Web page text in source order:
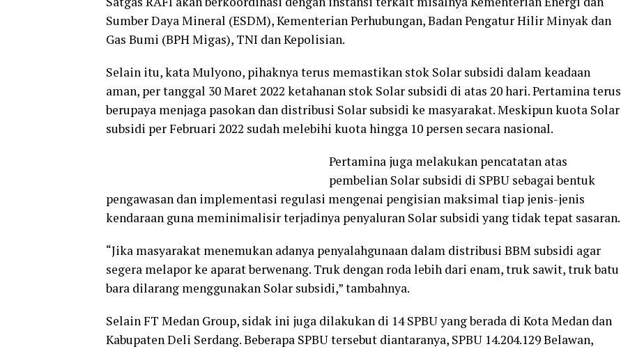
Sumber Daya Mineral (ESDM), Kementerian Perhubungan, Badan Pengatur Hilir Minyak dan
Gas Bumi (BPH Migas), TNI dan Kepolisian.
Selain itu, kata Mulyono, pihaknya terus memastikan stok Solar subsidi dalam keadaan
aman, per tanggal 30 Maret 2022 ketahanan stok Solar subsidi di atas 20 hari. Pertamina terus
berupaya menjaga pasokan dan distribusi Solar subsidi ke masyarakat. Meskipun kuota Solar
subsidi per Februari 2022 sudah melebihi kuota hingga 10 persen secara nasional.
Pertamina juga melakukan pencatatan atas
pembelian Solar subsidi di SPBU sebagai bentuk
pengawasan dan implementasi regulasi mengenai pengisian maksimal tiap jenis-jenis
kendaraan guna meminimalisir terjadinya penyaluran Solar subsidi yang tidak tepat sasaran.
“Jika masyarakat menemukan adanya penyalahgunaan dalam distribusi BBM subsidi agar
segera melapor ke aparat berwenang. Truk dengan roda lebih dari enam, truk sawit, truk batu
bara dilarang menggunakan Solar subsidi,” tambahnya.
Selain FT Medan Group, sidak ini juga dilakukan di 14 SPBU yang berada di Kota Medan dan
Kabupaten Deli Serdang. Beberapa SPBU tersebut diantaranya, SPBU 14.204.129 Belawan,